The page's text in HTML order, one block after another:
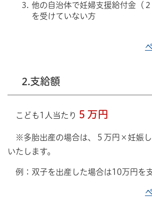
他の自治体で妊婦支援給付金（
を受けていない方
2.支給額
こども1人当たり ５万円
※多胎出産の場合は、５万円×妊娠し
いたします。
例：双子を出産した場合は10万円を